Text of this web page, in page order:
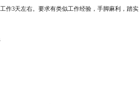
作3天左右。要求有类似工作经验，手脚麻利，踏实